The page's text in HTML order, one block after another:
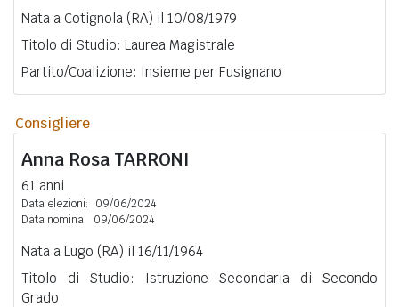
Nata a Cotignola (RA) il 10/08/1979
Titolo di Studio: Laurea Magistrale
Partito/Coalizione: Insieme per Fusignano
Consigliere
Anna Rosa TARRONI
61 anni
Data elezioni:
09/06/2024
Data nomina:
09/06/2024
Nata a Lugo (RA) il 16/11/1964
Titolo di Studio: Istruzione Secondaria di Secondo
Grado